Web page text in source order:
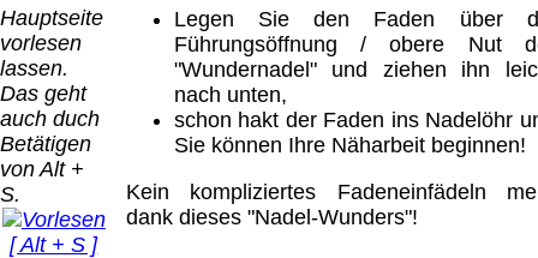
Hauptseite
vorlesen
lassen.
Das geht
auch duch
Betätigen
von Alt +
S.
[ Alt + S ]
Legen Sie den Faden über
Führungsöffnung / obere Nut
"Wundernadel" und ziehen ihn
nach unten,
schon hakt der Faden ins Nadelöhr
Sie können Ihre Näharbeit beginnen!
Kein kompliziertes Fadeneinfädeln
dank dieses "Nadel-Wunders"!
20.00 €
EU (inkl.
Schweiz)
PayPal: 20.00
Der Versand erfolgt
als versichertes
Paket.
Schweiz)
PayPal:
0.00 €
Bei dieser
Versandart
Email z.B. einen
Lizenzschlüssel